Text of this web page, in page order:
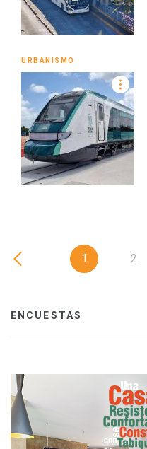
URBANISMO
1 2
ENCUESTAS